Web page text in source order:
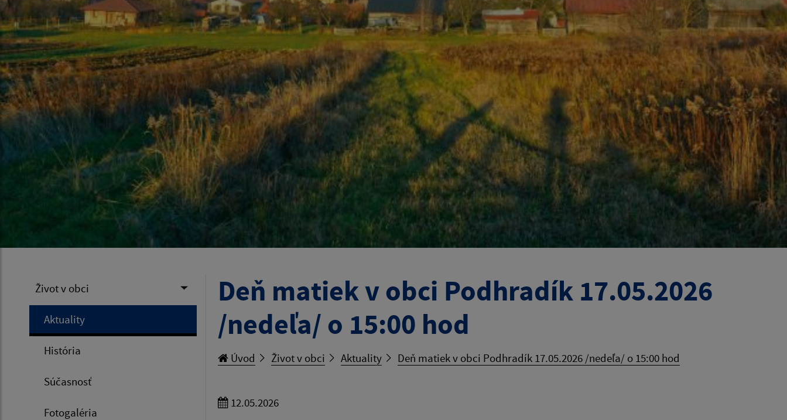
Život v obci
Aktuality
História
Súčasnosť
Fotogaléria
Deň matiek v obci Podhradík 17.05.2026
/nedeľa/ o 15:00 hod
Úvod Život v obci Aktuality Deň matiek v obci Podhradík 17.05.2026 /nedeľa/ o 15:00 hod
12.05.2026